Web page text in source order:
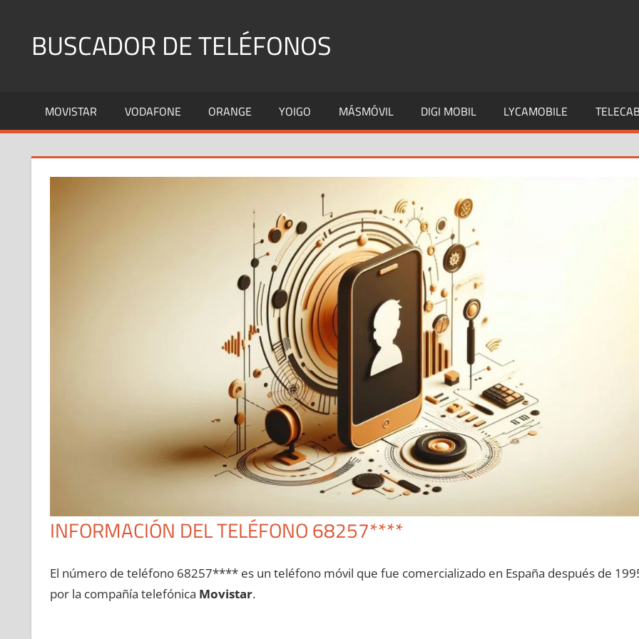
contenidoBUSCADOR DE TELÉFONOS
Fijos
y
MOVISTAR VODAFONE ORANGE YOIGO MÁSMÓVIL DIGI MOBIL LYCAMOBILE
INFORMACIÓN DEL TELÉFONO 68257****
El número dе teléfono 68257**** es un teléfono móvil quе fue comercializado en España después dе
pοr la compañía telefónica Movistar.